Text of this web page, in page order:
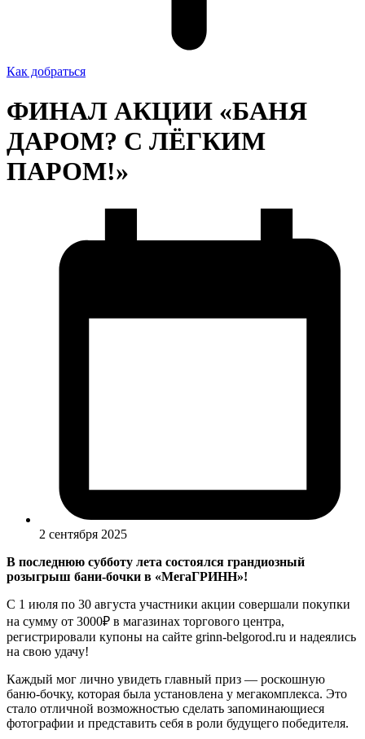
Как добраться
ФИНАЛ АКЦИИ «БАНЯ
ДАРОМ? С ЛЁГКИМ
ПАРОМ!»
2 сентября 2025
В последнюю субботу лета состоялся грандиозный
розыгрыш бани-бочки в «МегаГРИНН»!
С 1 июля по 30 августа участники акции совершали покупки
на сумму от 3000₽ в магазинах торгового центра,
регистрировали купоны на сайте grinn-belgorod.ru и надеялись
на свою удачу!
Каждый мог лично увидеть главный приз — роскошную
баню-бочку, которая была установлена у мегакомплекса. Это
стало отличной возможностью сделать запоминающиеся
фотографии и представить себя в роли будущего победителя.